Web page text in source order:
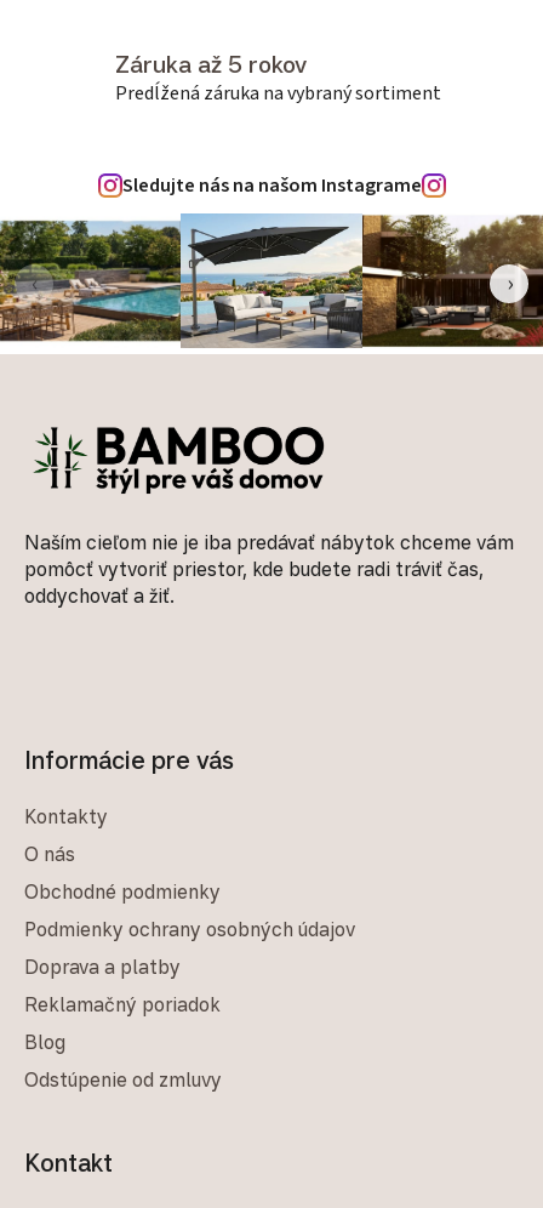
Záruka až 5 rokov
Predĺžená záruka na vybraný sortiment
Sledujte nás na našom Instagrame
‹ ›
Naším cieľom nie je iba predávať nábytok chceme vám
pomôcť vytvoriť priestor, kde budete radi tráviť čas,
oddychovať a žiť.
Informácie pre vás
Kontakty
O nás
Obchodné podmienky
Podmienky ochrany osobných údajov
Doprava a platby
Reklamačný poriadok
Blog
Odstúpenie od zmluvy
Kontakt